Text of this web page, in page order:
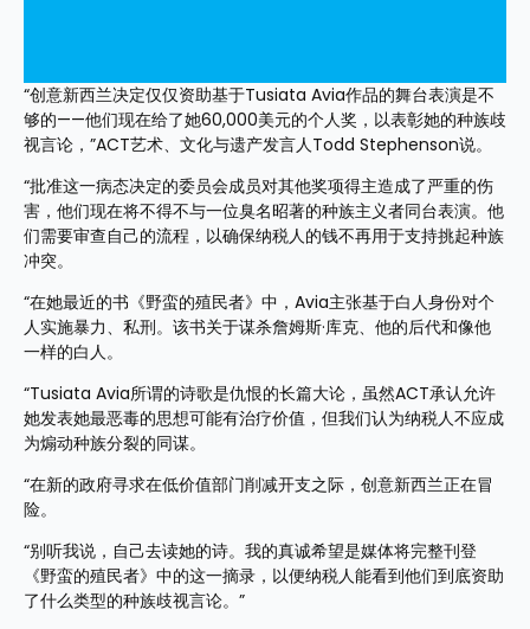
“创意新西兰决定仅仅资助基于Tusiata Avia作品的舞台表演是不
够的——他们现在给了她60,000美元的个人奖，以表彰她的种族歧
视言论，”ACT艺术、文化与遗产发言人Todd Stephenson说。
“批准这一病态决定的委员会成员对其他奖项得主造成了严重的伤
害，他们现在将不得不与一位臭名昭著的种族主义者同台表演。他
们需要审查自己的流程，以确保纳税人的钱不再用于支持挑起种族
冲突。
“在她最近的书《野蛮的殖民者》中，Avia主张基于白人身份对个
人实施暴力、私刑。该书关于谋杀詹姆斯·库克、他的后代和像他
一样的白人。
“Tusiata Avia所谓的诗歌是仇恨的长篇大论，虽然ACT承认允许
她发表她最恶毒的思想可能有治疗价值，但我们认为纳税人不应成
为煽动种族分裂的同谋。
“在新的政府寻求在低价值部门削减开支之际，创意新西兰正在冒
险。
“别听我说，自己去读她的诗。我的真诚希望是媒体将完整刊登
《野蛮的殖民者》中的这一摘录，以便纳税人能看到他们到底资助
了什么类型的种族歧视言论。”